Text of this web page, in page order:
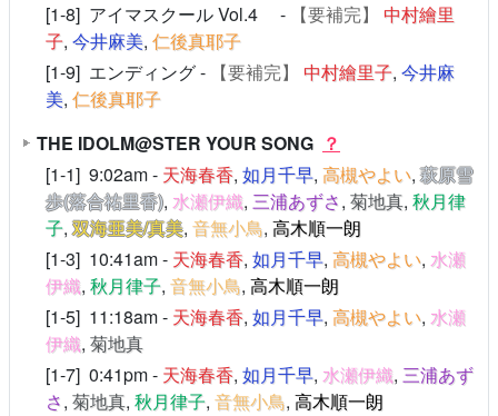
[1-8] アイマスクール Vol.4 -
【要補完】
中村繪里
子, 今井麻美, 仁後真耶子
[1-9] エンディング -
【要補完】 中村繪里子, 今井麻
美, 仁後真耶子
THE IDOLM@STER YOUR SONG ？
[1-1] 9:02am - 天海春香, 如月千早, 高槻やよい,萩原雪
歩(落合祐里香), 水瀬伊織, 三浦あずさ, 菊地真, 秋月律
子,双海亜美/真美, 音無小鳥, 高木順一朗
[1-3] 10:41am - 天海春香, 如月千早, 高槻やよい, 水瀬
伊織, 秋月律子, 音無小鳥, 高木順一朗
[1-5] 11:18am - 天海春香, 如月千早, 高槻やよい, 水瀬
伊織, 菊地真
[1-7] 0:41pm - 天海春香, 如月千早, 水瀬伊織, 三浦あず
さ, 菊地真, 秋月律子, 音無小鳥, 高木順一朗